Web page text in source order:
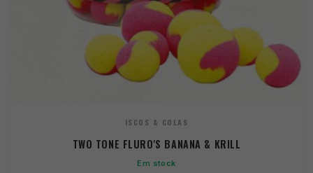
ISCOS & COLAS
TWO TONE FLURO'S BANANA & KRILL
Em stock